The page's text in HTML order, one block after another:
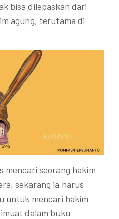
bisa dilepaskan dari
agung, terutama di
mencari seorang hakim
sekarang ia harus
untuk mencari hakim
dalam buku